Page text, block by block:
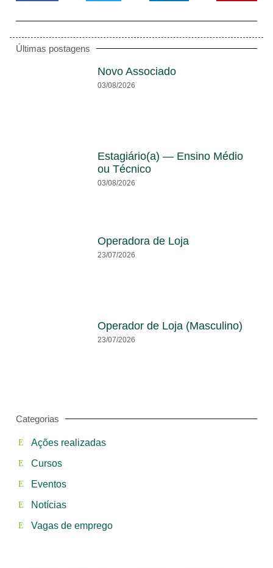
Últimas postagens
Novo Associado
03/08/2026
Estagiário(a) — Ensino Médio
ou Técnico
03/08/2026
Operadora de Loja
23/07/2026
Operador de Loja (Masculino)
23/07/2026
Categorias
Ações realizadas
Cursos
Eventos
Notícias
Vagas de emprego